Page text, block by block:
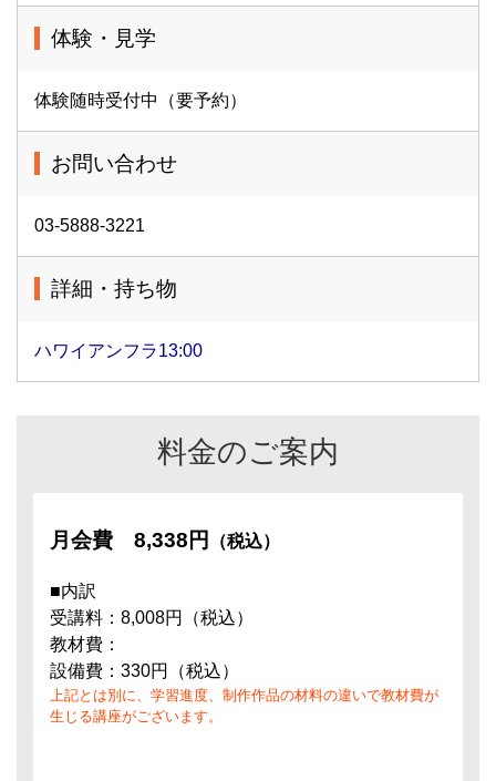
体験・見学
体験随時受付中（要予約）
お問い合わせ
03-5888-3221
詳細・持ち物
ハワイアンフラ13:00
料金のご案内
月会費 8,338円 （税込）
■内訳
受講料：8,008円（税込）
教材費：
設備費：330円（税込）
上記とは別に、学習進度、制作作品の材料の違いで教材費が
生じる講座がございます。